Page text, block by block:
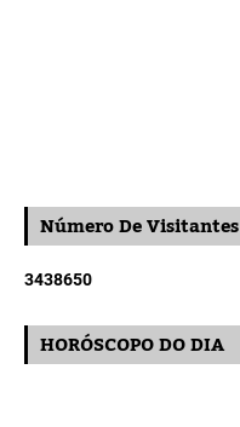
Número De Visitantes
3438650
HORÓSCOPO DO DIA